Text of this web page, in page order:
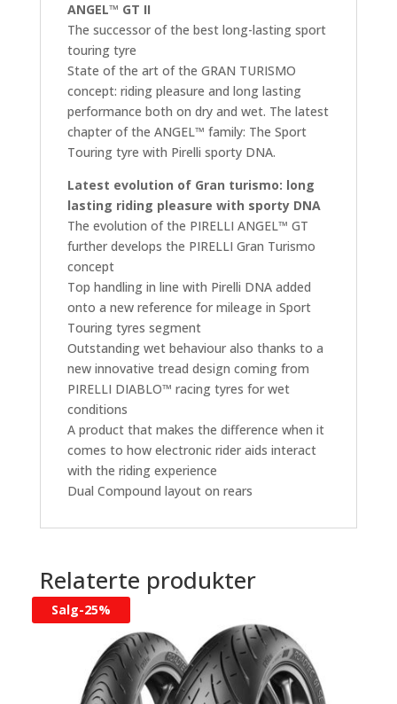
ANGEL™ GT II
The successor of the best long-lasting sport
touring tyre
State of the art of the GRAN TURISMO
concept: riding pleasure and long lasting
performance both on dry and wet. The latest
chapter of the ANGEL™ family: The Sport
Touring tyre with Pirelli sporty DNA.
Latest evolution of Gran turismo: long
lasting riding pleasure with sporty DNA
The evolution of the PIRELLI ANGEL™ GT
further develops the PIRELLI Gran Turismo
concept
Top handling in line with Pirelli DNA added
onto a new reference for mileage in Sport
Touring tyres segment
Outstanding wet behaviour also thanks to a
new innovative tread design coming from
PIRELLI DIABLO™ racing tyres for wet
conditions
A product that makes the difference when it
comes to how electronic rider aids interact
with the riding experience
Dual Compound layout on rears
Relaterte produkter
Salg-25%